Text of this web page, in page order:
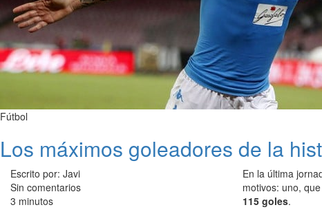
Fútbol
Los máximos goleadores de la
Escrito por: Javi
Sin comentarios
3 minutos
En la última
motivos: uno,
115 goles.